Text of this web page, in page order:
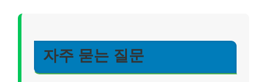
자주 묻는 질문